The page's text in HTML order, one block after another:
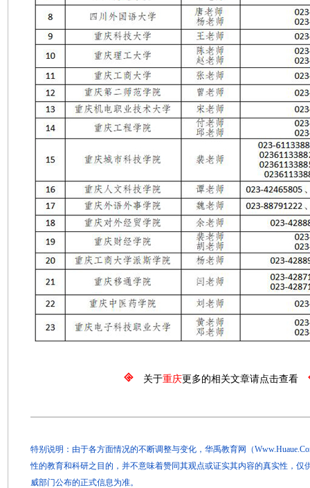
关于重庆更多的相关文章请点击查看
特别说明：由于各方面情况的不断调整与变化，华禹教育网（
性的教育和科研之目的，并不意味着赞同其观点或证实其内容的真实性，仅
威部门公布的正式信息为准。